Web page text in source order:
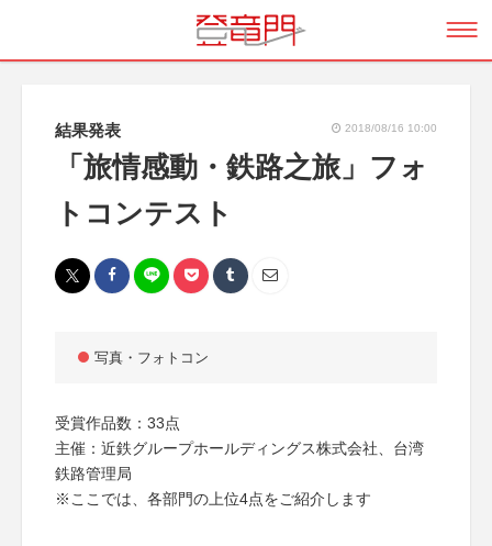
結果発表 2018/08/16 10:00
「旅情感動・鉄路之旅」フォ
トコンテスト
写真・フォトコン
受賞作品数：33点
主催：近鉄グループホールディングス株式会社、台湾
鉄路管理局
※ここでは、各部門の上位4点をご紹介します